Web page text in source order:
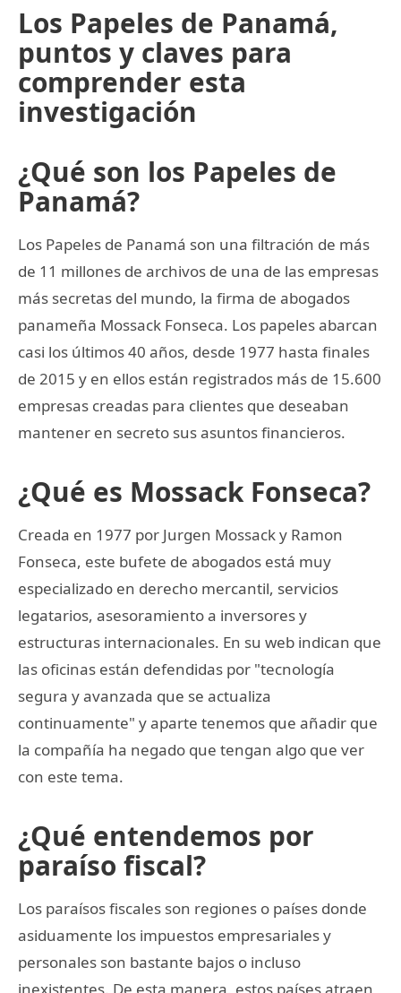
Los Papeles de Panamá,
puntos y claves para
comprender esta
investigación
¿Qué son los Papeles de
Panamá?
Los Papeles de Panamá son una filtración de más
de 11 millones de archivos de una de las empresas
más secretas del mundo, la firma de abogados
panameña Mossack Fonseca. Los papeles abarcan
casi los últimos 40 años, desde 1977 hasta finales
de 2015 y en ellos están registrados más de 15.600
empresas creadas para clientes que deseaban
mantener en secreto sus asuntos financieros.
¿Qué es Mossack Fonseca?
Creada en 1977 por Jurgen Mossack y Ramon
Fonseca, este bufete de abogados está muy
especializado en derecho mercantil, servicios
legatarios, asesoramiento a inversores y
estructuras internacionales. En su web indican que
las oficinas están defendidas por "tecnología
segura y avanzada que se actualiza
continuamente" y aparte tenemos que añadir que
la compañía ha negado que tengan algo que ver
con este tema.
¿Qué entendemos por
paraíso fiscal?
Los paraísos fiscales son regiones o países donde
asiduamente los impuestos empresariales y
personales son bastante bajos o incluso
inexistentes. De esta manera, estos países atraen